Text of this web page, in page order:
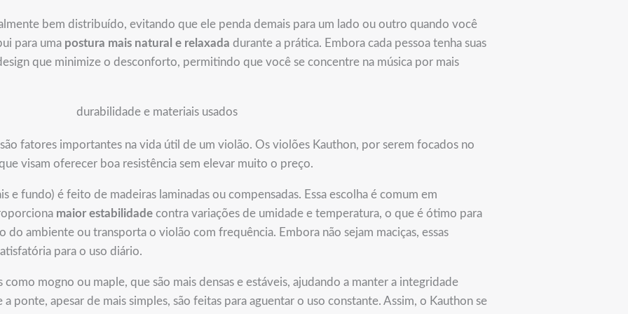
bem distribuído, evitando que ele penda demais para um lado ou outro quando você
para uma postura mais natural e relaxada durante a prática. Embora cada pessoa tenha suas
que minimize o desconforto, permitindo que você se concentre na música por mais
durabilidade e materiais usados
fatores importantes na vida útil de um violão. Os violões Kauthon, por serem focados no
visam oferecer boa resistência sem elevar muito o preço.
e fundo) é feito de madeiras laminadas ou compensadas. Essa escolha é comum em
maior estabilidade contra variações de umidade e temperatura, o que é ótimo para
ambiente ou transporta o violão com frequência. Embora não sejam maciças, essas
para o uso diário.
como mogno ou maple, que são mais densas e estáveis, ajudando a manter a integridade
a ponte, apesar de mais simples, são feitas para aguentar o uso constante. Assim, o Kauthon se